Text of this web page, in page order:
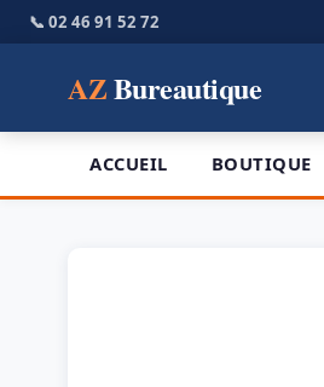
📞 02 46 91 52 72
AZBureautique
ACCUEIL BOUTIQUE